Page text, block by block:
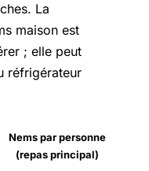
La
maison est
; elle peut
réfrigérateur
Nems par personne
(repas principal)